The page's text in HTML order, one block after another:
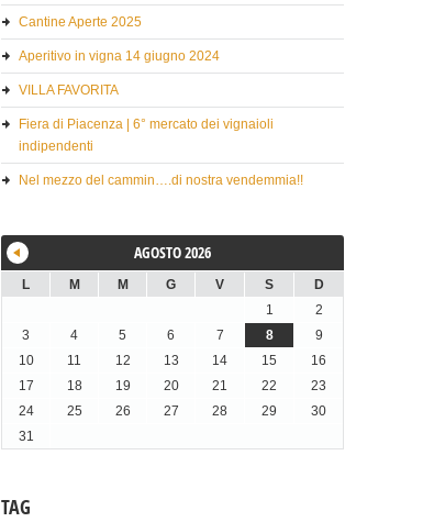
Cantine Aperte 2025
Aperitivo in vigna 14 giugno 2024
VILLA FAVORITA
Fiera di Piacenza | 6° mercato dei vignaioli
indipendenti
Nel mezzo del cammin….di nostra vendemmia!!
AGOSTO 2026
L M M G V S
D
1
2
3
4 5 6 7 8
9
10
11 12 13 14 15
16
17
18 19 20 21 22
23
24
25 26 27 28 29
30
31
TAG